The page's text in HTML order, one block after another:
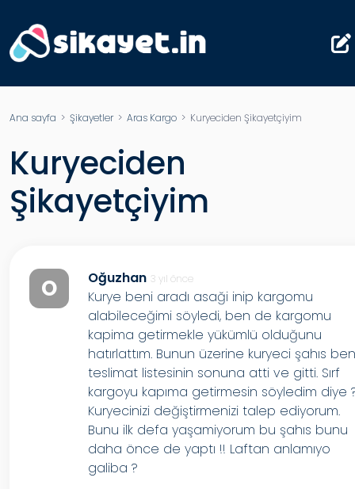
Ana sayfa > Şikayetler> Aras Kargo > Kuryeciden Şikayetçiyim
Kuryeciden
Şikayetçiyim
O Oğuzhan 3 yıl önce
Kurye beni aradı asaği inip kargomu
alabileceğimi söyledi, ben de kargomu
kapima getirmekle yükümlü olduğunu
hatırlattım. Bunun üzerine kuryeci şahıs
teslimat listesinin sonuna atti ve gitti. Sırf
kargoyu kapıma getirmesin söyledim diye
Kuryecinizi değiştirmenizi talep ediyorum.
Bunu ilk defa yaşamiyorum bu şahıs bunu
daha önce de yaptı !! Laftan anlamıyo
galiba ?